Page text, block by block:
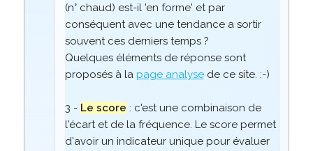
(n° chaud) est-il 'en forme' et par
conséquent avec une tendance a sortir
souvent ces derniers temps ?
Quelques éléments de réponse sont
proposés à la page analysede ce site. :-)
3 - Le score : c'est une combinaison de
l'écart et de la fréquence. Le score permet
d'avoir un indicateur unique pour évaluer